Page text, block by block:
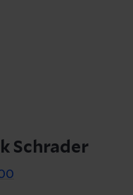
Schrader